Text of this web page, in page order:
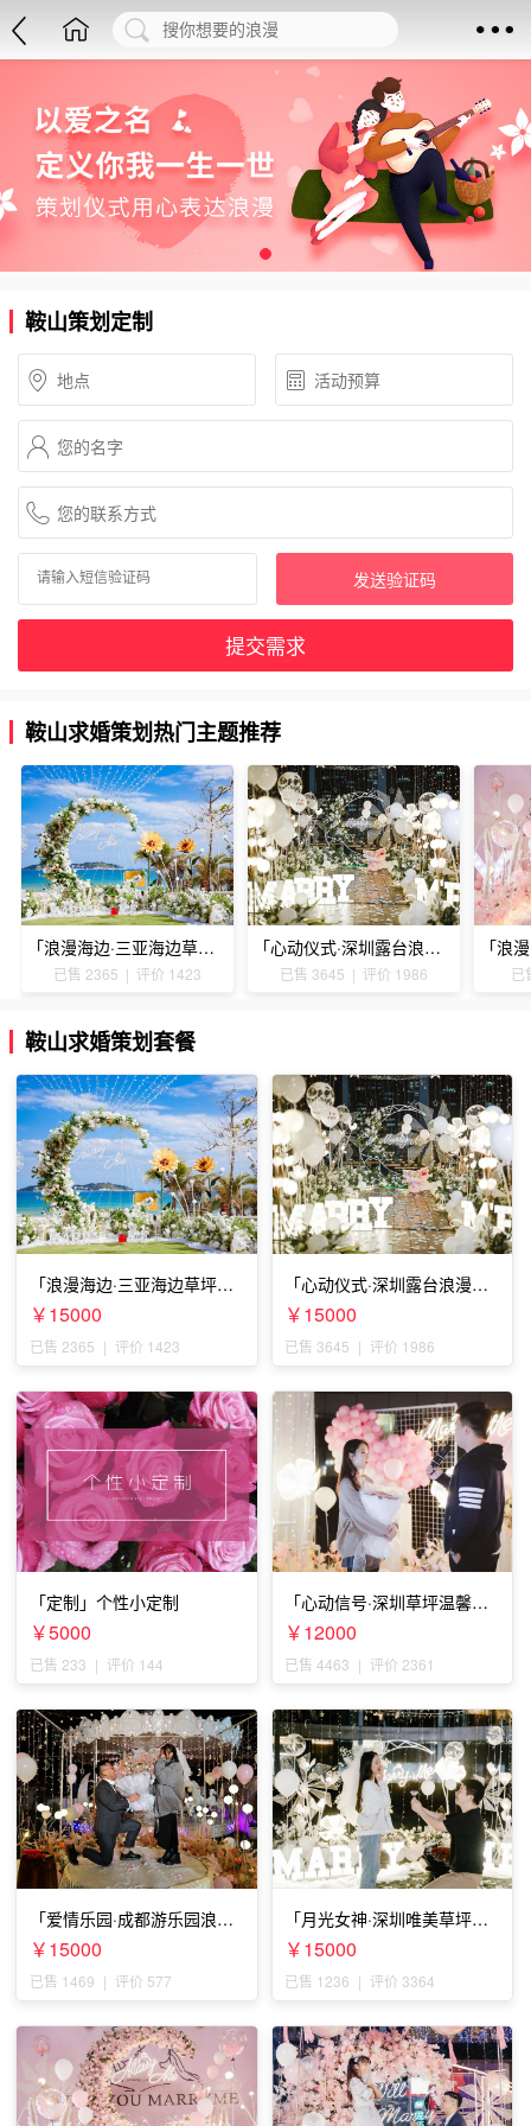
鞍山策划定制
发送验证码
提交需求
鞍山求婚策划热门主题推荐
「浪漫海边·三亚海边草坪浪漫求婚」
已售 2365 | 评价 1423
「心动仪式·深圳露台浪漫求婚」
已售 3645 | 评价 1986 已
鞍山求婚策划套餐
「浪漫海边·三亚海边草坪浪
漫求婚」
￥15000
已售 2365 | 评价 1423
「心动仪式·深圳露台浪漫求
婚」
￥15000
已售 3645 | 评价 1986
「定制」个性小定制
￥5000
已售 233 | 评价 144
「心动信号·深圳草坪温馨求
婚」
￥12000
已售 4463 | 评价 2361
「爱情乐园·成都游乐园浪漫
求婚」
￥15000
已售 1469 | 评价 577
「月光女神·深圳唯美草坪浪
漫求婚」
￥15000
已售 1236 | 评价 3364